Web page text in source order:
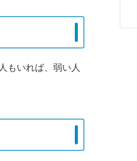
もいれば、弱い人